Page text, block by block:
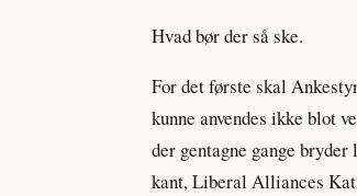
Hvad bør der så ske.
For det første skal
kunne anvendes ikke blot
der gentagne gange
kant, Liberal Alliances